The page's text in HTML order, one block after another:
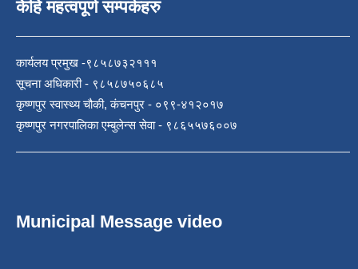
केहि महत्वपूर्ण सम्पर्कहरु
कार्यलय प्रमुख -९८५८७३२१११
सूचना अधिकारी - ९८५८७५०६८५
कृष्णपुर स्वास्थ्य चौकी, कंचनपुर - ०९९-४१२०१७
कृष्णपुर नगरपालिका एम्बुलेन्स सेवा - ९८६५५७६००७
Municipal Message video